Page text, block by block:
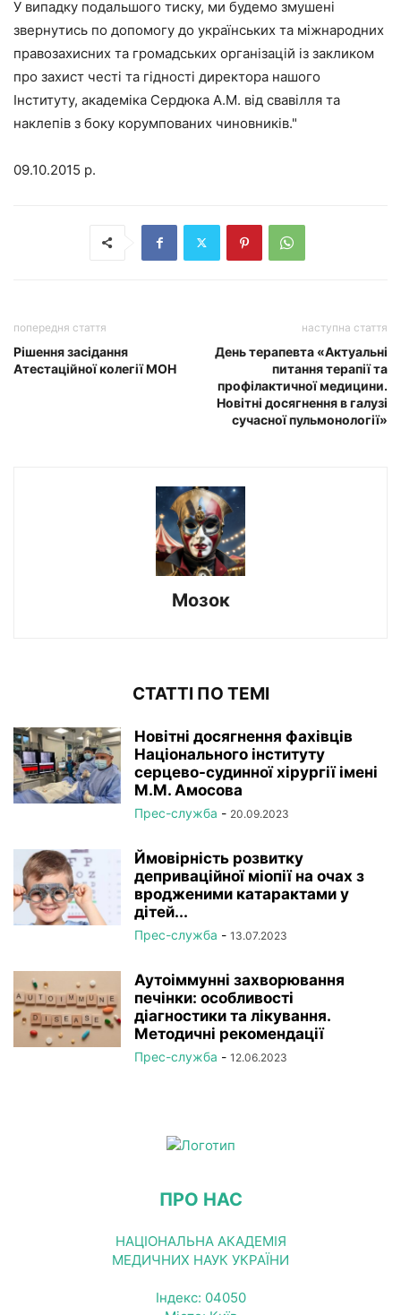
У випадку подальшого тиску, ми будемо змушені
звернутись по допомогу до українських та міжнародних
правозахисних та громадських організацій із закликом
про захист честі та гідності директора нашого
Інституту, академіка Сердюка А.М. від свавілля та
наклепів з боку корумпованих чиновників."
09.10.2015 р.
попередня стаття
Рішення засідання
Атестаційної колегії МОН
наступна стаття
День терапевта «Актуальні
питання терапії та
профілактичної медицини.
Новітні досягнення в галузі
сучасної пульмонології»
Мозок
СТАТТІ ПО ТЕМІ
Новітні досягнення фахівців
Національного інституту
серцево-судинної хірургії імeні
М.М. Амосова
Прес-служба - 20.09.2023
Ймовірність розвитку
деприваційної міопії на очах з
вродженими катарактами у
дітей...
Прес-служба - 13.07.2023
Аутоіммунні захворювання
печінки: особливості
діагностики та лікування.
Методичні рекомендації
Прес-служба - 12.06.2023
ПРО НАС
НАЦІОНАЛЬНА АКАДЕМІЯ
МЕДИЧНИХ НАУК УКРАЇНИ
Індекс: 04050